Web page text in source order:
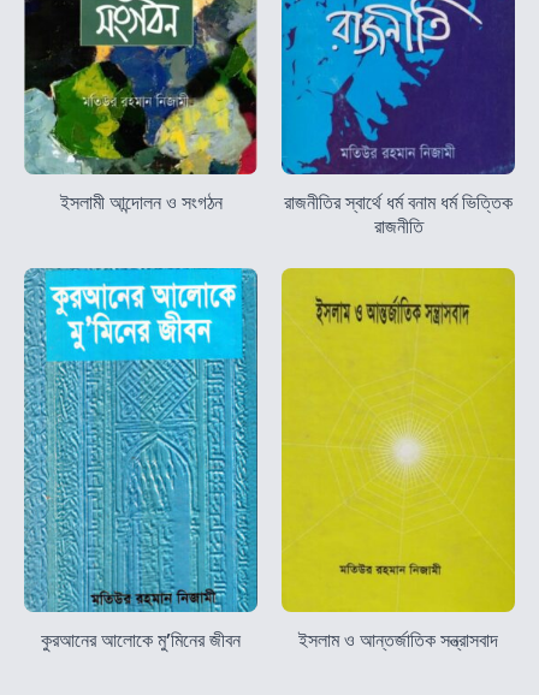
ইসলামী আন্দোলন ও সংগঠন
রাজনীতির স্বার্থে ধর্ম বনাম ধর্ম ভিত্তিক
রাজনীতি
কুরআনের আলোকে মু’মিনের জীবন ইসলাম ও আন্তর্জাতিক সন্ত্রাসবাদ